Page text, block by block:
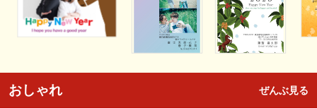
おしゃれ ぜんぶ見る